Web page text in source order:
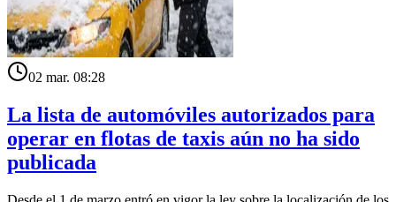
02 mar. 08:28
La lista de automóviles autorizados para
operar en flotas de taxis aún no ha sido
publicada